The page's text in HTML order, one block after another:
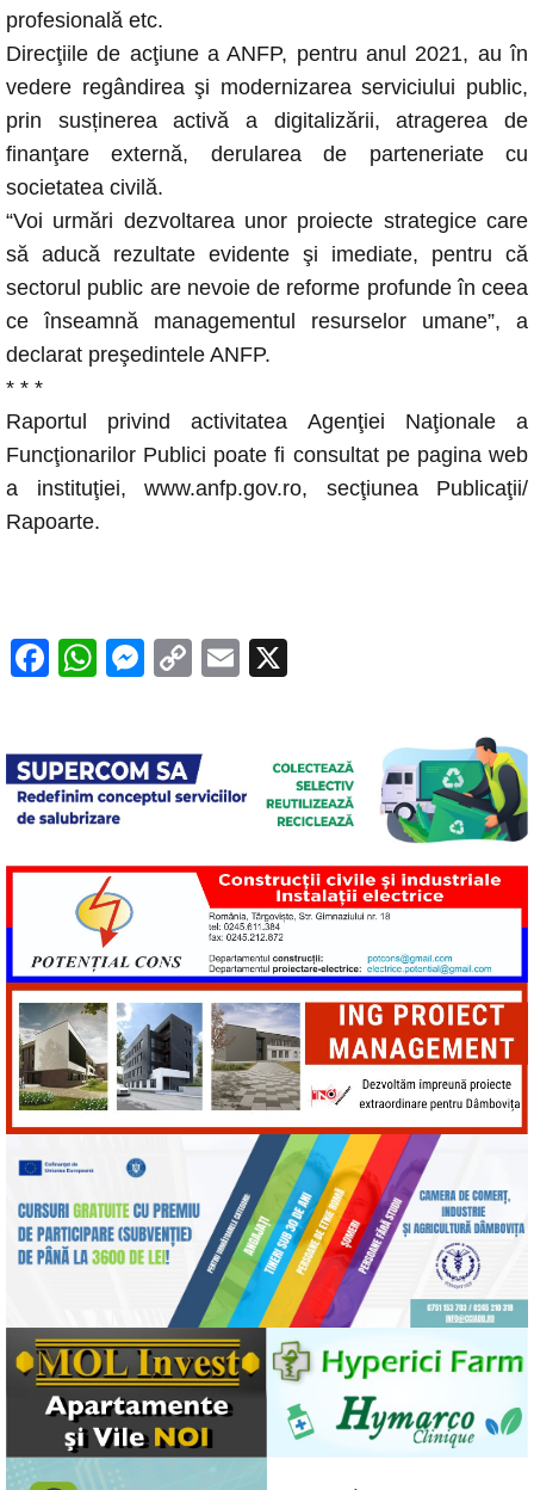
profesională etc.
Direcţiile de acţiune a ANFP, pentru anul 2021, au în
vedere regândirea şi modernizarea serviciului public,
prin susținerea activă a digitalizării, atragerea de
finanţare externă, derularea de parteneriate cu
societatea civilă.
“Voi urmări dezvoltarea unor proiecte strategice care
să aducă rezultate evidente şi imediate, pentru că
sectorul public are nevoie de reforme profunde în ceea
ce înseamnă managementul resurselor umane”, a
declarat preşedintele ANFP.
* * *
Raportul privind activitatea Agenţiei Naţionale a
Funcţionarilor Publici poate fi consultat pe pagina web
a instituţiei, www.anfp.gov.ro, secţiunea Publicaţii/
Rapoarte.
F
e
b
o
W
s
A
p
M
e
n
er
C
y
Li
k
E